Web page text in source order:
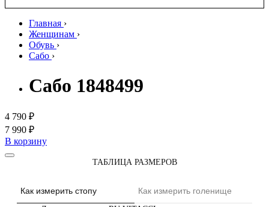
Главная ›
Женщинам ›
Обувь ›
Сабо ›
Сабо 1848499
4 790 ₽
7 990 ₽
В корзину
ТАБЛИЦА РАЗМЕРОВ
Как измерить стопу Как измерить голенище